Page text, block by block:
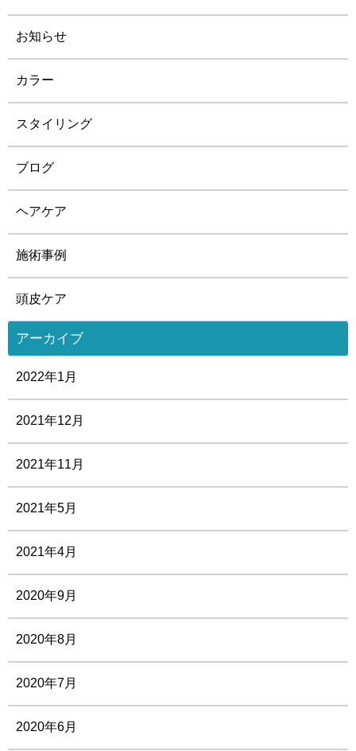
お知らせ
カラー
スタイリング
ブログ
ヘアケア
施術事例
頭皮ケア
アーカイブ
2022年1月
2021年12月
2021年11月
2021年5月
2021年4月
2020年9月
2020年8月
2020年7月
2020年6月